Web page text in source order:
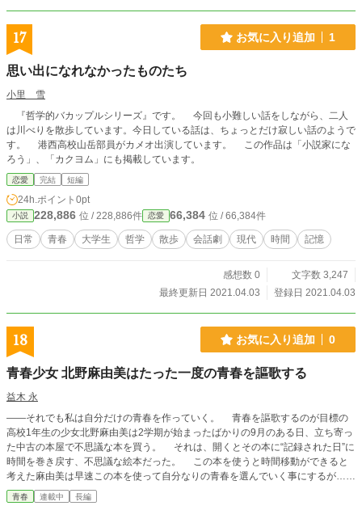
17 お気に入り追加 1
思い出になれなかったものたち
小里 雪
『哲学的バカップルシリーズ』です。 今回も小難しい話をしながら、二人
は川べりを散歩しています。今日している話は、ちょっとだけ寂しい話のようで
す。 港西高校山岳部員がカメオ出演しています。 この作品は「小説家にな
ろう」、「カクヨム」にも掲載しています。
恋愛 完結 短編
24h.ポイント 0pt
小説 228,886 位 / 228,886件 恋愛 66,384 位 / 66,384件
日常 青春 大学生 哲学 散歩 会話劇 現代 時間 記憶
感想数 0
文字数 3,247
最終更新日 2021.04.03
登録日 2021.04.03
18 お気に入り追加 0
青春少女 北野麻由美はたった一度の青春を謳歌する
益木 永
――それでも私は自分だけの青春を作っていく。 青春を謳歌するのが目標の
高校1年生の少女北野麻由美は2学期が始まったばかりの9月のある日、立ち寄っ
た中古の本屋で不思議な本を買う。 それは、開くとその本に“記録された日”に
時間を巻き戻す、不思議な絵本だった。 この本を使うと時間移動ができると
考えた麻由美は早速この本を使って自分なりの青春を選んでいく事にするが……
青春 連載中 長編